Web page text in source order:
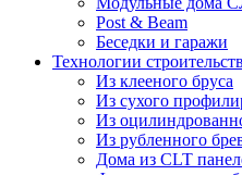
Post & Beam
Беседки и гаражи
Технологии
Из клееного бруса
Из сухого
Из
Из рубленного
Дома из CLT